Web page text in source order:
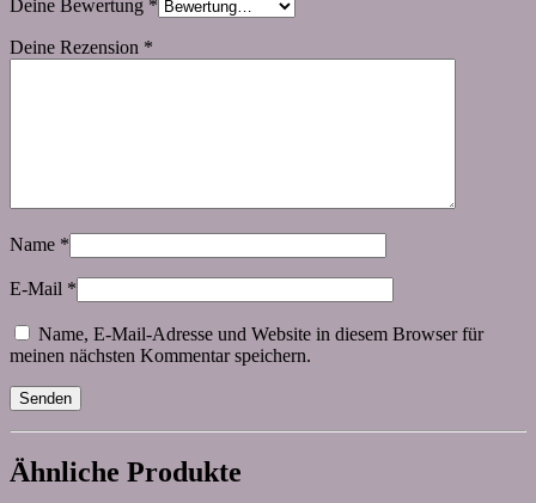
Deine Bewertung *
Deine Rezension *
Name *
E-Mail *
Name, E-Mail-Adresse und Website in diesem Browser für
meinen nächsten Kommentar speichern.
Ähnliche Produkte